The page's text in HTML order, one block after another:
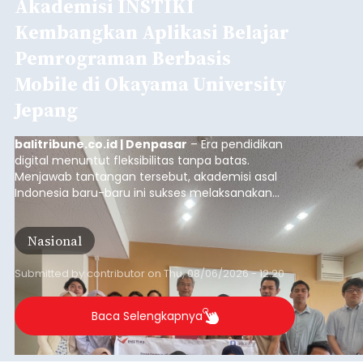
Akademisi INSTIKI
Kembangkan Aplikasi Belajar
Pemrograman Berbasis
Mobile di Okayama University
Jepang
balitribune.co.id | Denpasar – Era pendidikan
digital menuntut fleksibilitas tanpa batas.
Menjawab tantangan tersebut, akademisi asal
Indonesia baru-baru ini sukses melaksanakan
program Pengabdian Kepada Masyarakat (PKM)
skala internasional di Distributed Systems
Laboratory, Okayama University, Jepang.
Nasional
Submitted by contributor on Thu, 08/06/2026 - 12:20
Baca Selengkapnya